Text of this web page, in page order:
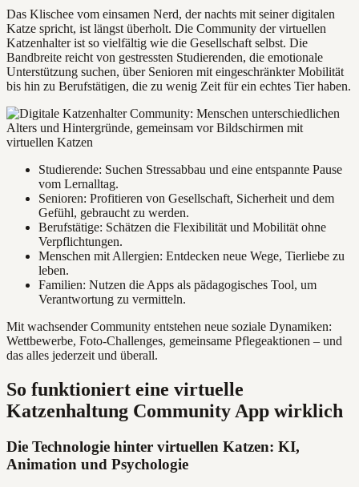
Das Klischee vom einsamen Nerd, der nachts mit seiner digitalen
Katze spricht, ist längst überholt. Die Community der virtuellen
Katzenhalter ist so vielfältig wie die Gesellschaft selbst. Die
Bandbreite reicht von gestressten Studierenden, die emotionale
Unterstützung suchen, über Senioren mit eingeschränkter Mobilität
bis hin zu Berufstätigen, die zu wenig Zeit für ein echtes Tier haben.
Studierende: Suchen Stressabbau und eine entspannte Pause
vom Lernalltag.
Senioren: Profitieren von Gesellschaft, Sicherheit und dem
Gefühl, gebraucht zu werden.
Berufstätige: Schätzen die Flexibilität und Mobilität ohne
Verpflichtungen.
Menschen mit Allergien: Entdecken neue Wege, Tierliebe zu
leben.
Familien: Nutzen die Apps als pädagogisches Tool, um
Verantwortung zu vermitteln.
Mit wachsender Community entstehen neue soziale Dynamiken:
Wettbewerbe, Foto-Challenges, gemeinsame Pflegeaktionen – und
das alles jederzeit und überall.
So funktioniert eine virtuelle
Katzenhaltung Community App wirklich
Die Technologie hinter virtuellen Katzen: KI,
Animation und Psychologie